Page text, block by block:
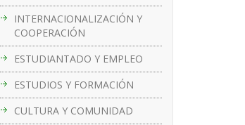
INTERNACIONALIZACIÓN Y
COOPERACIÓN
ESTUDIANTADO Y EMPLEO
ESTUDIOS Y FORMACIÓN
CULTURA Y COMUNIDAD